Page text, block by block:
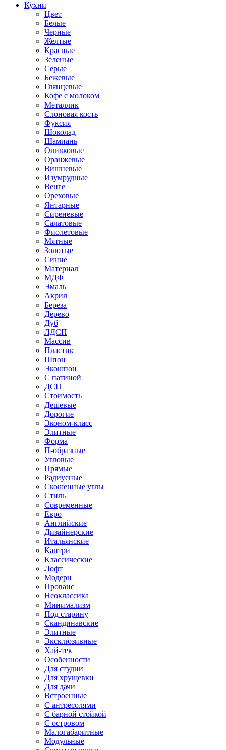
Кухни
Цвет
Белые
Черные
Желтые
Красные
Зеленые
Серые
Бежевые
Глянцевые
Кофе с молоком
Металлик
Слоновая кость
Фуксия
Шоколад
Шампань
Оливковые
Оранжевые
Вишневые
Изумрудные
Венге
Ореховые
Янтарные
Сиреневые
Салатовые
Фиолетовые
Мятные
Золотые
Синие
Материал
МДФ
Эмаль
Акрил
Береза
Дерево
Дуб
ЛДСП
Массив
Пластик
Шпон
Экошпон
С патиной
ДСП
Стоимость
Дешевые
Дорогие
Эконом-класс
Элитные
Форма
П-образные
Угловые
Прямые
Радиусные
Скошенные углы
Стиль
Современные
Евро
Английские
Дизайнерские
Итальянские
Кантри
Классические
Лофт
Модерн
Прованс
Неоклассика
Минимализм
Под старину
Скандинавские
Элитные
Эксклюзивные
Хай-тек
Особенности
Для студии
Для хрущевки
Для дачи
Встроенные
С антресолями
С барной стойкой
С островом
Малогабаритные
Модульные